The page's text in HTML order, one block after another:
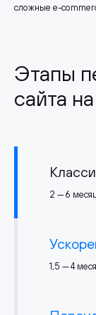
сложные e-
Этапы
сайта
2 — 6
1,5 — 4